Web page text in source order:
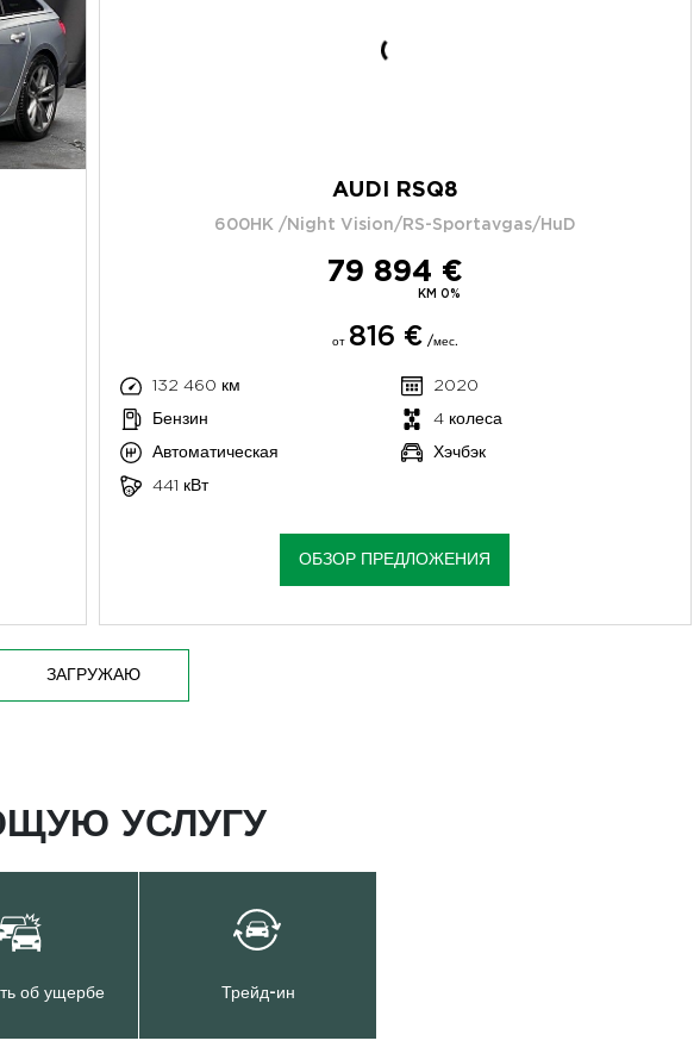
AUDI RSQ8
600HK /Night Vision/RS-Sportavgas/HuD
79 894 €
KM 0%
от 816 € /мес.
132 460 км
2020
Бензин
4 колеса
Автоматическая
Хэчбэк
441 кВт
ОБЗОР ПРЕДЛОЖЕНИЯ
ЗАГРУЖАЮ
УСЛУГУ
об ущербе Трейд-ин